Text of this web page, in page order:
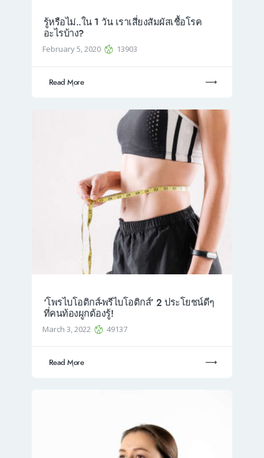
รู้หรือไม่..ใน 1 วัน เราเสี่ยงสัมผัสเชื้อโรค
อะไรบ้าง?
February 5, 2020 13903
Read More
‘โพรไบโอติกส์-พรีไบโอติกส์’ 2 ประโยชน์ดีๆ
ที่คนท้องผูกต้องรู้!
March 3, 2022 49137
Read More